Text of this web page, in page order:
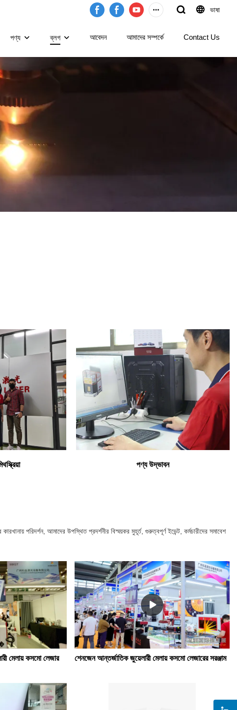
ভাষা
পণ্য ব্লগ আবেদন আমাদের সম্পর্কে Contact Us
পণ্য উদ্ভাবন
পরিদর্শন, আমাদের উপস্থিত প্রদর্শনীর বিস্ময়কর মুহূর্ত, গুরুত্বপূর্ণ ইভেন্ট, কর্মচারীদের সমাবেশ
মেলায় কসমো লেজার
শেনজেন আন্তর্জাতিক জুয়েলারী মেলায় কসমো লেজারের সরঞ্জাম